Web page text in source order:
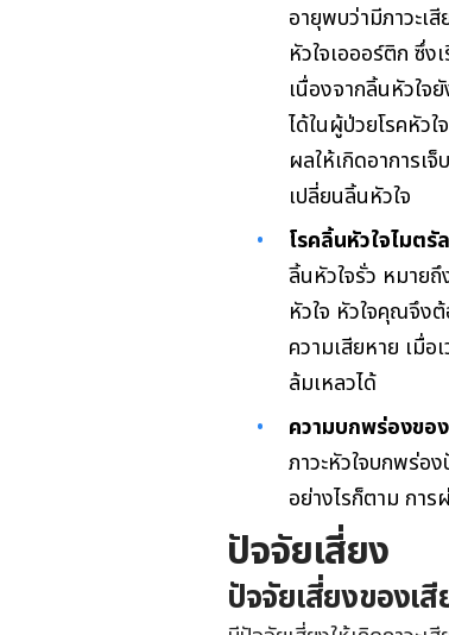
อายุพบว่ามีภาวะเ
หัวใจเอออร์ติก ซึ่
เนื่องจากลิ้นหัวใจ
ได้ในผู้ป่วยโรคหัว
ผลให้เกิดอาการเ
เปลี่ยนลิ้นหัวใจ
โรคลิ้นหัวใจไมต
ลิ้นหัวใจรั่ว หมาย
หัวใจ หัวใจคุณจึง
ความเสียหาย เมื่อ
ล้มเหลวได้
ความบกพร่องขอ
ภาวะหัวใจบกพร่อง
อย่างไรก็ตาม กา
ปัจจัยเสี่ยง
ปัจจัยเสี่ยงของเ